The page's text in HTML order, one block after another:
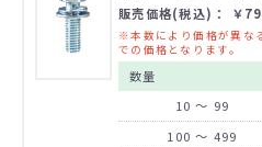
販売価格(税込)： ￥79
※本数により価格が異な
での価格となります。
数量
10 ～ 99
100 ～ 499